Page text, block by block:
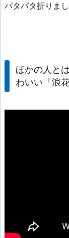
パタパタ折りまし
ほかの人と
わいい「浪花